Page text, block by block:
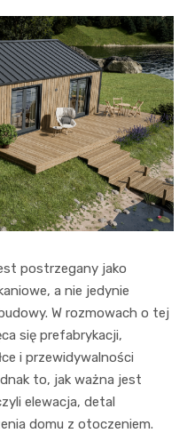
postrzegany jako
a nie jedynie
W rozmowach o tej
się prefabrykacji,
i przewidywalności
to, jak ważna jest
elewacja, detal
domu z otoczeniem.